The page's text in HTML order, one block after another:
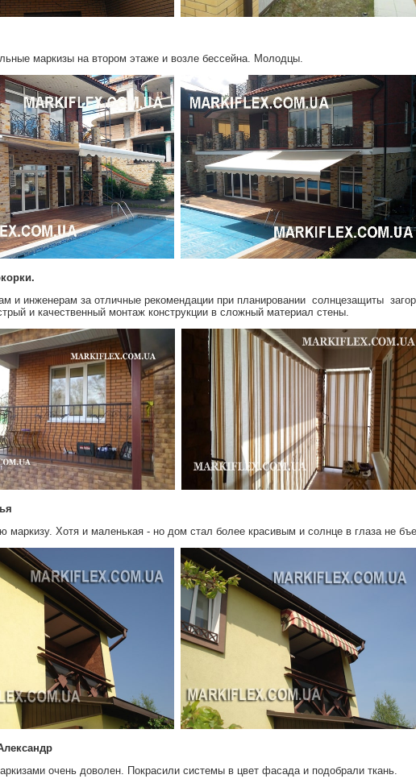
маркизы на втором этаже и возле бессейна. Молодцы.
и инженерам за отличные рекомендации при планировании солнцезащиты
и качественный монтаж конструкции в сложный материал стены.
маркизу. Хотя и маленькая - но дом стал более красивым и солнце в глаза не
очень доволен. Покрасили системы в цвет фасада и подобрали ткань.